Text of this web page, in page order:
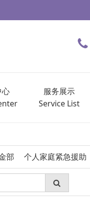
心
服务展示
Service List
部 个人家庭紧急援助